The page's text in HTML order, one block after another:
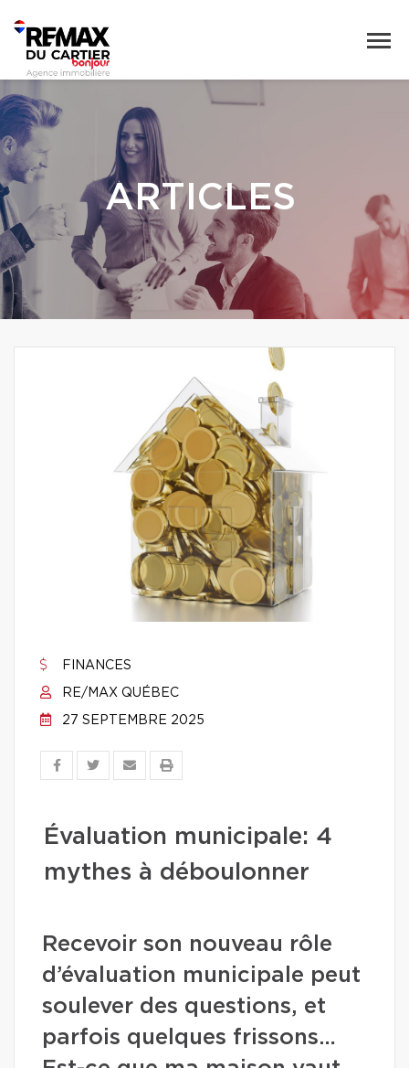
ARTICLES
FINANCES
RE/MAX QUÉBEC
27 SEPTEMBRE 2025
Évaluation municipale: 4
mythes à déboulonner
Recevoir son nouveau rôle
d’évaluation municipale peut
soulever des questions, et
parfois quelques frissons…